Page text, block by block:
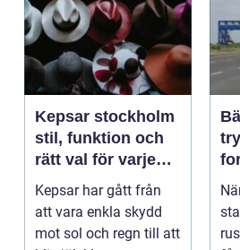
Kepsar stockholm
stil, funktion och
rätt val för varje
huvud
Kepsar har gått från
att vara enkla skydd
mot sol och regn till att